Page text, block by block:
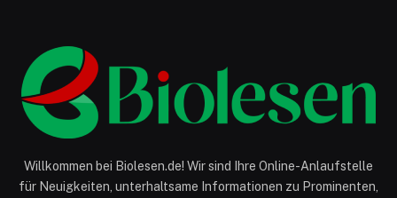
Willkommen bei Biolesen.de! Wir sind Ihre Online-Anlaufstelle
für Neuigkeiten, unterhaltsame Informationen zu Prominenten,